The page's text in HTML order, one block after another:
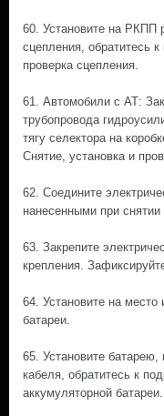
60. Установите на РКПП
сцепления, обратитесь
проверка сцепления.
61. Автомобили с АТ:
трубопровода
тягу селектора на
Снятие, установка и
62. Соедините
нанесенными при
63. Закрепите
крепления.
64. Установите на место
батареи.
65. Установите батарею,
кабеля, обратитесь к
аккумуляторной батареи.